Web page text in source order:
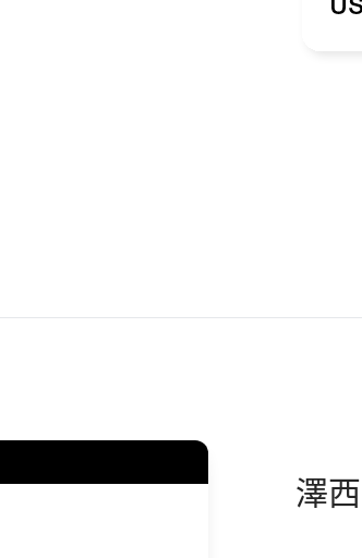
澤西